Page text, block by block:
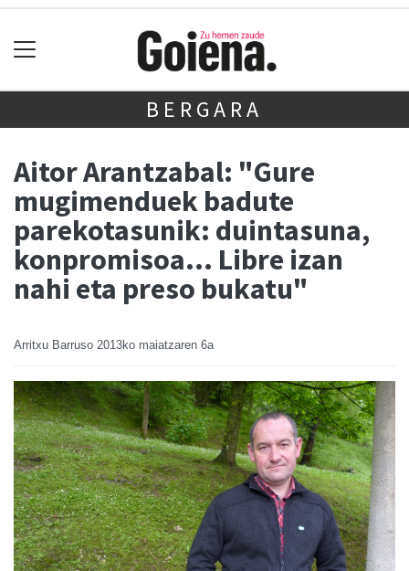
BERGARA
Aitor Arantzabal: "Gure
mugimenduek badute
parekotasunik: duintasuna,
konpromisoa… Libre izan
nahi eta preso bukatu"
Arritxu Barruso 2013ko maiatzaren 6a